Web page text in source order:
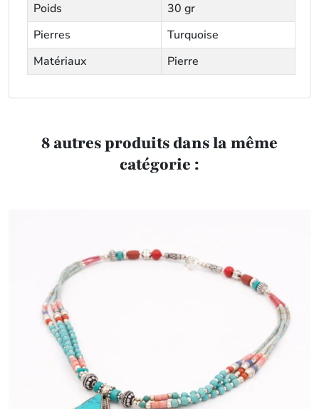
Poids
30 gr
Pierres
Turquoise
Matériaux
Pierre
8 autres produits dans la même
catégorie :